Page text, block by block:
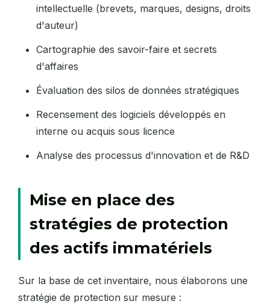
intellectuelle (brevets, marques, designs, droits
d'auteur)
Cartographie des savoir-faire et secrets
d'affaires
Évaluation des silos de données stratégiques
Recensement des logiciels développés en
interne ou acquis sous licence
Analyse des processus d'innovation et de R&D
Mise en place des
stratégies de protection
des actifs immatériels
Sur la base de cet inventaire, nous élaborons une
stratégie de protection sur mesure :